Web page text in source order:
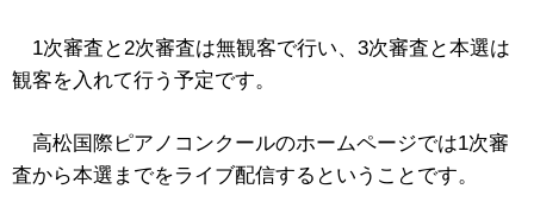
1次審査と2次審査は無観客で行い、3次審査と本選は
観客を入れて行う予定です。
高松国際ピアノコンクールのホームページでは1次審
査から本選までをライブ配信するということです。